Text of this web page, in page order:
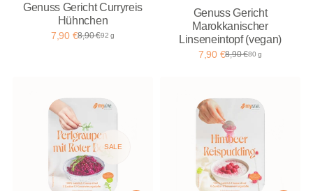
Genuss Gericht Curryreis
Hühnchen
7,90 €8,90 €92 g
Genuss Gericht
Marokkanischer
Linseneintopf (vegan)
7,90 €8,90 €80 g
SALE